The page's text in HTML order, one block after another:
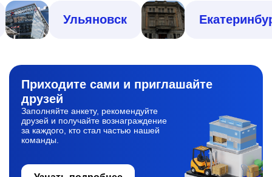
Ульяновск Екатеринбург
Приходите сами и приглашайте
друзей
Заполняйте анкету, рекомендуйте
друзей и получайте вознаграждение
за каждого, кто стал частью нашей
команды.